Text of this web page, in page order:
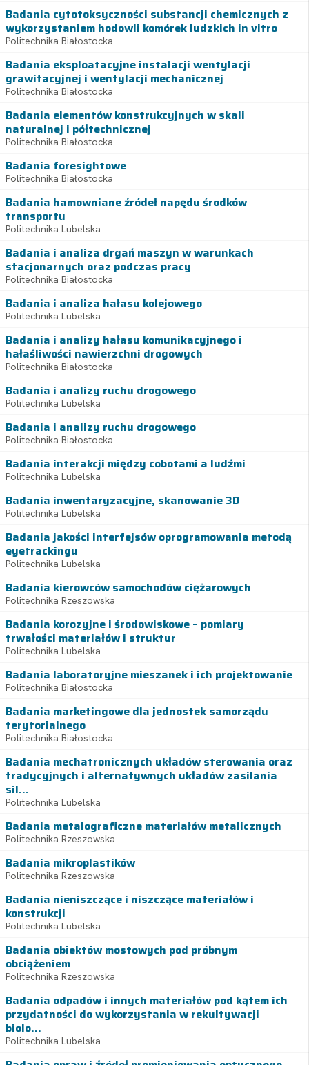
Badania cytotoksyczności substancji chemicznych z
wykorzystaniem hodowli komórek ludzkich in vitro
Politechnika Białostocka
Badania eksploatacyjne instalacji wentylacji
grawitacyjnej i wentylacji mechanicznej
Politechnika Białostocka
Badania elementów konstrukcyjnych w skali
naturalnej i półtechnicznej
Politechnika Białostocka
Badania foresightowe
Politechnika Białostocka
Badania hamowniane źródeł napędu środków
transportu
Politechnika Lubelska
Badania i analiza drgań maszyn w warunkach
stacjonarnych oraz podczas pracy
Politechnika Białostocka
Badania i analiza hałasu kolejowego
Politechnika Lubelska
Badania i analizy hałasu komunikacyjnego i
hałaśliwości nawierzchni drogowych
Politechnika Białostocka
Badania i analizy ruchu drogowego
Politechnika Lubelska
Badania i analizy ruchu drogowego
Politechnika Białostocka
Badania interakcji między cobotami a ludźmi
Politechnika Lubelska
Badania inwentaryzacyjne, skanowanie 3D
Politechnika Lubelska
Badania jakości interfejsów oprogramowania metodą
eyetrackingu
Politechnika Lubelska
Badania kierowców samochodów ciężarowych
Politechnika Rzeszowska
Badania korozyjne i środowiskowe – pomiary
trwałości materiałów i struktur
Politechnika Lubelska
Badania laboratoryjne mieszanek i ich projektowanie
Politechnika Białostocka
Badania marketingowe dla jednostek samorządu
terytorialnego
Politechnika Białostocka
Badania mechatronicznych układów sterowania oraz
tradycyjnych i alternatywnych układów zasilania
sil...
Politechnika Lubelska
Badania metalograficzne materiałów metalicznych
Politechnika Rzeszowska
Badania mikroplastików
Politechnika Rzeszowska
Badania nieniszczące i niszczące materiałów i
konstrukcji
Politechnika Lubelska
Badania obiektów mostowych pod próbnym
obciążeniem
Politechnika Rzeszowska
Badania odpadów i innych materiałów pod kątem ich
przydatności do wykorzystania w rekultywacji
biolo...
Politechnika Lubelska